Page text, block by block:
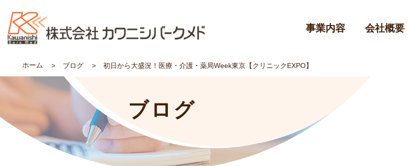
事業内容 会社概要
ホーム ブログ 初日から大盛況！医療・介護・薬局Week東京【クリニックEXPO】
ブログ